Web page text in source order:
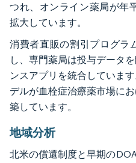
つれ、オンライン薬局が年
拡大しています。
消費者直販の割引プログラ
し、専門薬局は投与データ
ンスアプリを統合していま
デルが血栓症治療薬市場に
築しています。
地域分析
北米の償還制度と早期の